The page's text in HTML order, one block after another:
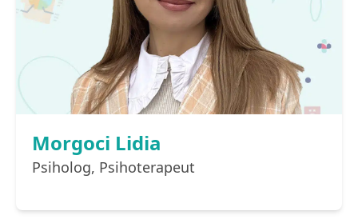
Morgoci Lidia
Psiholog, Psihoterapeut